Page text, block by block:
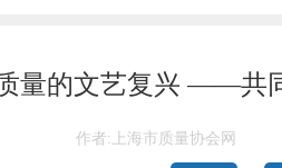
量的文艺复兴 ——共
作者:上海市质量协会网